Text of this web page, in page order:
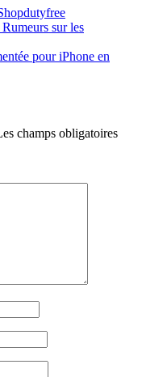
sur les
pour iPhone en
champs obligatoires